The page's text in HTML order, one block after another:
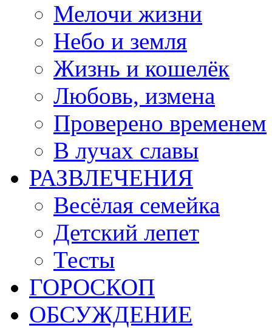
Мелочи жизни
Небо и земля
Жизнь и кошелёк
Любовь, измена
Проверено временем
В лучах славы
РАЗВЛЕЧЕНИЯ
Весёлая семейка
Детский лепет
Тесты
ГОРОСКОП
ОБСУЖДЕНИЕ